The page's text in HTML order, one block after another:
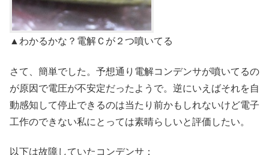
▲わかるかな？電解Ｃが２つ噴いてる
さて、簡単でした。予想通り電解コンデンサが噴いてるの
が原因で電圧が不安定だったようで。逆にいえばそれを自
動感知して停止できるのは当たり前かもしれないけど電子
工作のできない私にとっては素晴らしいと評価したい。
以下は故障していたコンデンサ：